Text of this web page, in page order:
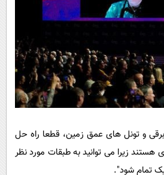
و تونل های عمق زمین،‌ قطعا راه حل
هستند زیرا می توانید به طبقات مورد نظر
تمام شود".